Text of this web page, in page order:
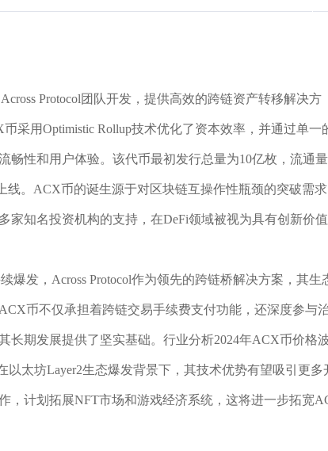
Protocol团队开发，提供高效的跨链资产转移解决方
采用Optimistic Rollup技术优化了资本效率，并通过单一
畅性和用户体验。该代币最初发行总量为10亿枚，流通
。ACX币的诞生源于对区块链互操作性瓶颈的突破需求
家知名投资机构的支持，在DeFi领域被视为具有创新价
爆发，Across Protocol作为领先的跨链桥解决方案，其生
币不仅承担着跨链交易手续费支付功能，还深度参与
长期发展提供了坚实基础。行业分析2024年ACX币价格
以太坊Layer2生态爆发背景下，其技术优势有望吸引更多
，计划拓展NFT市场和游戏经济系统，这将进一步拓宽